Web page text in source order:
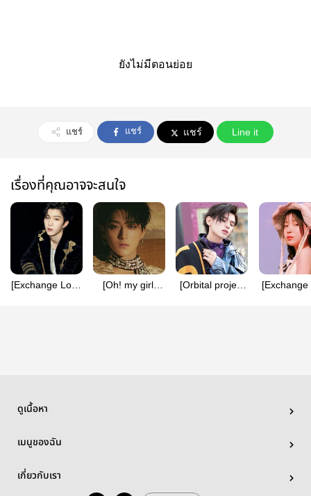
ยังไม่มีตอนย่อย
แชร์ แชร์ แชร์ Line it
เรื่องที่คุณอาจจะสนใจ
[Exchange Love
[Oh! my girl]
[Orbital project
[Exchange
ดูเนื้อหา
เมนูของฉัน
เกี่ยวกับเรา